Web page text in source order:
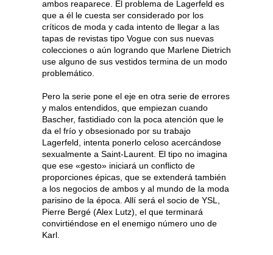
ambos reaparece. El problema de Lagerfeld es
que a él le cuesta ser considerado por los
críticos de moda y cada intento de llegar a las
tapas de revistas tipo Vogue con sus nuevas
colecciones o aún logrando que Marlene Dietrich
use alguno de sus vestidos termina de un modo
problemático.
Pero la serie pone el eje en otra serie de errores
y malos entendidos, que empiezan cuando
Bascher, fastidiado con la poca atención que le
da el frío y obsesionado por su trabajo
Lagerfeld, intenta ponerlo celoso acercándose
sexualmente a Saint-Laurent. El tipo no imagina
que ese «gesto» iniciará un conflicto de
proporciones épicas, que se extenderá también
a los negocios de ambos y al mundo de la moda
parisino de la época. Allí será el socio de YSL,
Pierre Bergé (Alex Lutz), el que terminará
convirtiéndose en el enemigo número uno de
Karl.